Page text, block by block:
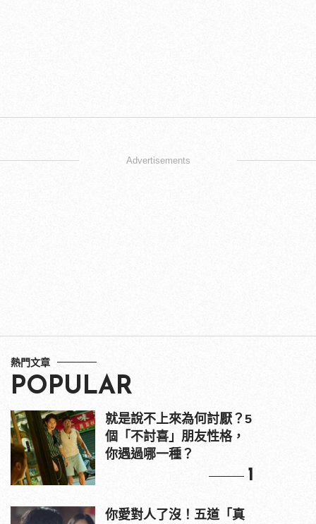
Advertisements
熱門文章
POPULAR
就是說不上來為何討厭？5
個「不討喜」朋友性格，
你遇過哪一種？
1
你愛對人了沒！五道「真